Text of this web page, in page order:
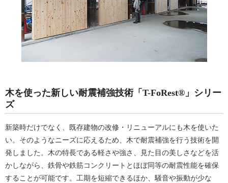
木を使った新しい耐震補強技術「T-FoRest®」シリー
ズ
新築時だけでなく、既存建物の改修・リニューアルにも木を使いた
い。そのようなニーズに応えるため、木で耐震補強を行う技術を開
発しました。木の特長である軽さや強さ、見た目の美しさなどを活
かしながら、鉄骨や鉄筋コンクリートとほぼ同等の耐震性能を確保
することが可能です。工期を短縮できるほか、騒音や振動が少な